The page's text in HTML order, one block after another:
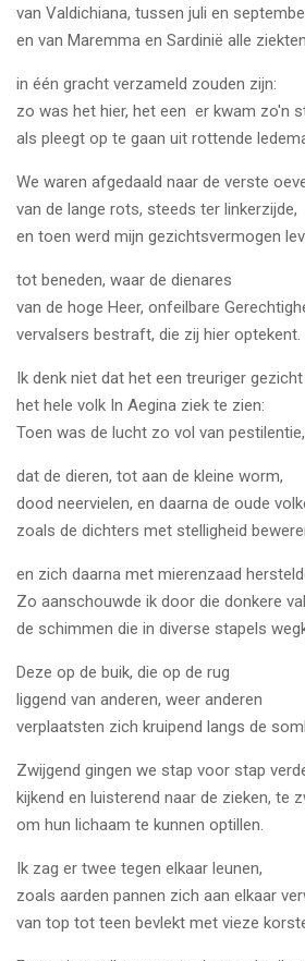
van Valdichiana, tussen juli en
en van Maremma en Sardinië alle ziekten
in één gracht verzameld zouden zijn:
zo was het hier, het een er kwam zo'n
als pleegt op te gaan uit rottende
We waren afgedaald naar de verste
van de lange rots, steeds ter linkerzijde,
en toen werd mijn gezichtsvermogen
tot beneden, waar de dienares
van de hoge Heer, onfeilbare
vervalsers bestraft, die zij hier optekent.
Ik denk niet dat het een treuriger
het hele volk In Aegina ziek te zien:
Toen was de lucht zo vol van pestilentie,
dat de dieren, tot aan de kleine worm,
dood neervielen, en daarna de oude
zoals de dichters met stelligheid
en zich daarna met mierenzaad
Zo aanschouwde ik door die donkere
de schimmen die in diverse stapels
Deze op de buik, die op de rug
liggend van anderen, weer anderen
verplaatsten zich kruipend langs de
Zwijgend gingen we stap voor stap
kijkend en luisterend naar de zieken, te
om hun lichaam te kunnen optillen.
Ik zag er twee tegen elkaar leunen,
zoals aarden pannen zich aan elkaar
van top tot teen bevlekt met vieze